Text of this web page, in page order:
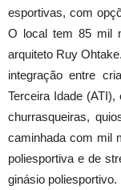
esportivas, com
O local tem 85 mil
arquiteto Ruy
integração entre
Terceira Idade
churrasqueiras,
caminhada com mil
poliesportiva e de
ginásio poliesportivo.